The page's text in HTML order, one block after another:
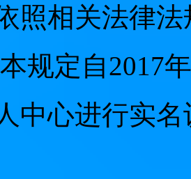
照相关法律
规定自2017
中心进行实名